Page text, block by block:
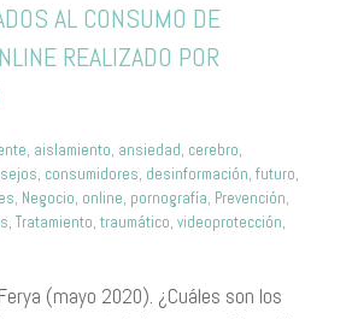
AL CONSUMO DE
REALIZADO POR
, aislamiento, ansiedad, cerebro,
, consumidores, desinformación, futuro,
, Negocio, online, pornografía, Prevención,
, Tratamiento, traumático, videoprotección,
(mayo 2020). ¿Cuáles son los